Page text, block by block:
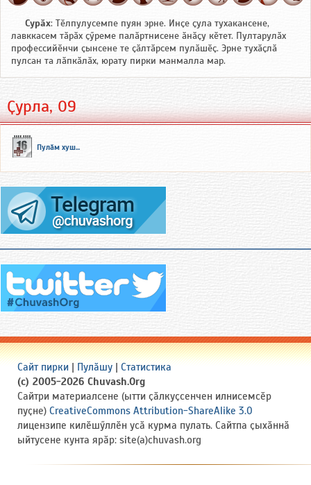
Сурӑх: Тӗлпулусемпе пуян эрне. Инҫе ҫула тухакансене,
лавккасем тӑрӑх ҫӳреме палӑртнисене ӑнӑҫу кӗтет. Пултарулӑх
профессийӗнчи ҫынсене те ҫӑлтӑрсем пулӑшӗҫ. Эрне тухӑҫлӑ
пулсан та лӑпкӑлӑх, юрату пирки манмалла мар.
Ҫурла, 09
Пулӑм хуш...
Сайт пирки | Пулӑшу | Статистика
(c) 2005-2026 Chuvash.Org
Сайтри материалсене (ытти ҫӑлкуҫсенчен илнисемсӗр
пуҫне) CreativeCommons Attribution-ShareAlike 3.0
лицензипе килӗшӳллӗн усӑ курма пулать. Сайтпа ҫыхӑннӑ
ыйтусене кунта ярӑр: site(a)chuvash.org